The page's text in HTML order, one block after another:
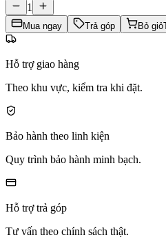
1
Mua ngay Trả góp Bỏ giỏ
Hỗ trợ giao hàng
Theo khu vực, kiểm tra khi đặt.
Bảo hành theo linh kiện
Quy trình bảo hành minh bạch.
Hỗ trợ trả góp
Tư vấn theo chính sách thật.